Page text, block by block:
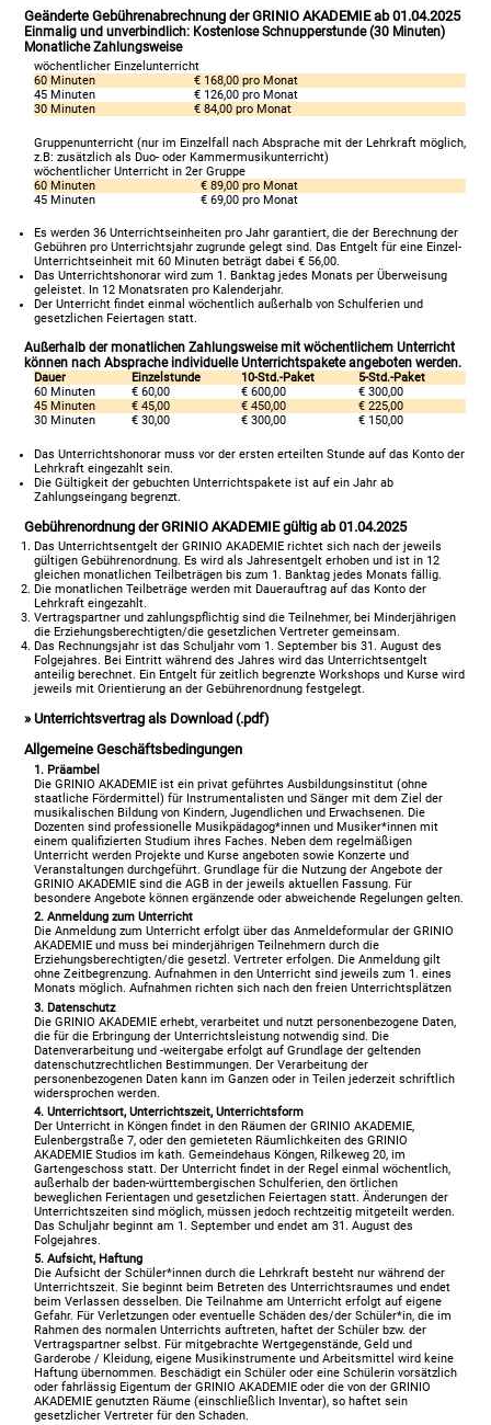
Geänderte Gebührenabrechnung der GRINIO AKADEMIE ab 01.04.2025
Einmalig und unverbindlich: Kostenlose Schnupperstunde (30 Minuten)
Monatliche Zahlungsweise
wöchentlicher Einzelunterricht
60 Minuten
€ 168,00 pro Monat
45 Minuten
€ 126,00 pro Monat
30 Minuten
€ 84,00 pro Monat
Gruppenunterricht (nur im Einzelfall nach Absprache mit der Lehrkraft möglich,
z.B: zusätzlich als Duo- oder Kammermusikunterricht)
wöchentlicher Unterricht in 2er Gruppe
60 Minuten
€ 89,00 pro Monat
45 Minuten
€ 69,00 pro Monat
Es werden 36 Unterrichtseinheiten pro Jahr garantiert, die der Berechnung der
Gebühren pro Unterrichtsjahr zugrunde gelegt sind. Das Entgelt für eine Einzel-
Unterrichtseinheit mit 60 Minuten beträgt dabei € 56,00.
Das Unterrichtshonorar wird zum 1. Banktag jedes Monats per Überweisung
geleistet. In 12 Monatsraten pro Kalenderjahr.
Der Unterricht findet einmal wöchentlich außerhalb von Schulferien und
gesetzlichen Feiertagen statt.
Außerhalb der monatlichen Zahlungsweise mit wöchentlichem Unterricht
können nach Absprache individuelle Unterrichtspakete angeboten werden.
Dauer Einzelstunde 10-Std.-Paket
5-Std.-Paket
60 Minuten
€ 60,00 € 600,00
€ 300,00
45 Minuten
€ 45,00 € 450,00
€ 225,00
30 Minuten
€ 30,00 € 300,00 € 150,00
Das Unterrichtshonorar muss vor der ersten erteilten Stunde auf das Konto der
Lehrkraft eingezahlt sein.
Die Gültigkeit der gebuchten Unterrichtspakete ist auf ein Jahr ab
Zahlungseingang begrenzt.
Gebührenordnung der GRINIO AKADEMIE gültig ab 01.04.2025
Das Unterrichtsentgelt der GRINIO AKADEMIE richtet sich nach der jeweils
gültigen Gebührenordnung. Es wird als Jahresentgelt erhoben und ist in 12
gleichen monatlichen Teilbeträgen bis zum 1. Banktag jedes Monats fällig.
Die monatlichen Teilbeträge werden mit Dauerauftrag auf das Konto der
Lehrkraft eingezahlt.
Vertragspartner und zahlungspflichtig sind die Teilnehmer, bei Minderjährigen
die Erziehungsberechtigten/die gesetzlichen Vertreter gemeinsam.
Das Rechnungsjahr ist das Schuljahr vom 1. September bis 31. August des
Folgejahres. Bei Eintritt während des Jahres wird das Unterrichtsentgelt
anteilig berechnet. Ein Entgelt für zeitlich begrenzte Workshops und Kurse wird
jeweils mit Orientierung an der Gebührenordnung festgelegt.
» Unterrichtsvertrag als Download (.pdf)
Allgemeine Geschäftsbedingungen
1. Präambel
Die GRINIO AKADEMIE ist ein privat geführtes Ausbildungsinstitut (ohne
staatliche Fördermittel) für Instrumentalisten und Sänger mit dem Ziel der
musikalischen Bildung von Kindern, Jugendlichen und Erwachsenen. Die
Dozenten sind professionelle Musikpädagog*innen und Musiker*innen mit
einem qualifizierten Studium ihres Faches. Neben dem regelmäßigen
Unterricht werden Projekte und Kurse angeboten sowie Konzerte und
Veranstaltungen durchgeführt. Grundlage für die Nutzung der Angebote der
GRINIO AKADEMIE sind die AGB in der jeweils aktuellen Fassung. Für
besondere Angebote können ergänzende oder abweichende Regelungen gelten.
2. Anmeldung zum Unterricht
Die Anmeldung zum Unterricht erfolgt über das Anmeldeformular der GRINIO
AKADEMIE und muss bei minderjährigen Teilnehmern durch die
Erziehungsberechtigten/die gesetzl. Vertreter erfolgen. Die Anmeldung gilt
ohne Zeitbegrenzung. Aufnahmen in den Unterricht sind jeweils zum 1. eines
Monats möglich. Aufnahmen richten sich nach den freien Unterrichtsplätzen
3. Datenschutz
Die GRINIO AKADEMIE erhebt, verarbeitet und nutzt personenbezogene Daten,
die für die Erbringung der Unterrichtsleistung notwendig sind. Die
Datenverarbeitung und -weitergabe erfolgt auf Grundlage der geltenden
datenschutzrechtlichen Bestimmungen. Der Verarbeitung der
personenbezogenen Daten kann im Ganzen oder in Teilen jederzeit schriftlich
widersprochen werden.
4. Unterrichtsort, Unterrichtszeit, Unterrichtsform
Der Unterricht in Köngen findet in den Räumen der GRINIO AKADEMIE,
Eulenbergstraße 7, oder den gemieteten Räumlichkeiten des GRINIO
AKADEMIE Studios im kath. Gemeindehaus Köngen, Rilkeweg 20, im
Gartengeschoss statt. Der Unterricht findet in der Regel einmal wöchentlich,
außerhalb der baden-württembergischen Schulferien, den örtlichen
beweglichen Ferientagen und gesetzlichen Feiertagen statt. Änderungen der
Unterrichtszeiten sind möglich, müssen jedoch rechtzeitig mitgeteilt werden.
Das Schuljahr beginnt am 1. September und endet am 31. August des
Folgejahres.
5. Aufsicht, Haftung
Die Aufsicht der Schüler*innen durch die Lehrkraft besteht nur während der
Unterrichtszeit. Sie beginnt beim Betreten des Unterrichtsraumes und endet
beim Verlassen desselben. Die Teilnahme am Unterricht erfolgt auf eigene
Gefahr. Für Verletzungen oder eventuelle Schäden des/der Schüler*in, die im
Rahmen des normalen Unterrichts auftreten, haftet der Schüler bzw. der
Vertragspartner selbst. Für mitgebrachte Wertgegenstände, Geld und
Garderobe / Kleidung, eigene Musikinstrumente und Arbeitsmittel wird keine
Haftung übernommen. Beschädigt ein Schüler oder eine Schülerin vorsätzlich
oder fahrlässig Eigentum der GRINIO AKADEMIE oder die von der GRINIO
AKADEMIE genutzten Räume (einschließlich Inventar), so haftet sein
gesetzlicher Vertreter für den Schaden.